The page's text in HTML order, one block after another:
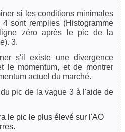
si les conditions minimales
sont remplies (Histogramme
zéro après le pic de la
3.
s'il existe une divergence
le momentum, et de montrer
actuel du marché.
pic de la vague 3 à l'aide de
le pic le plus élevé sur l'AO